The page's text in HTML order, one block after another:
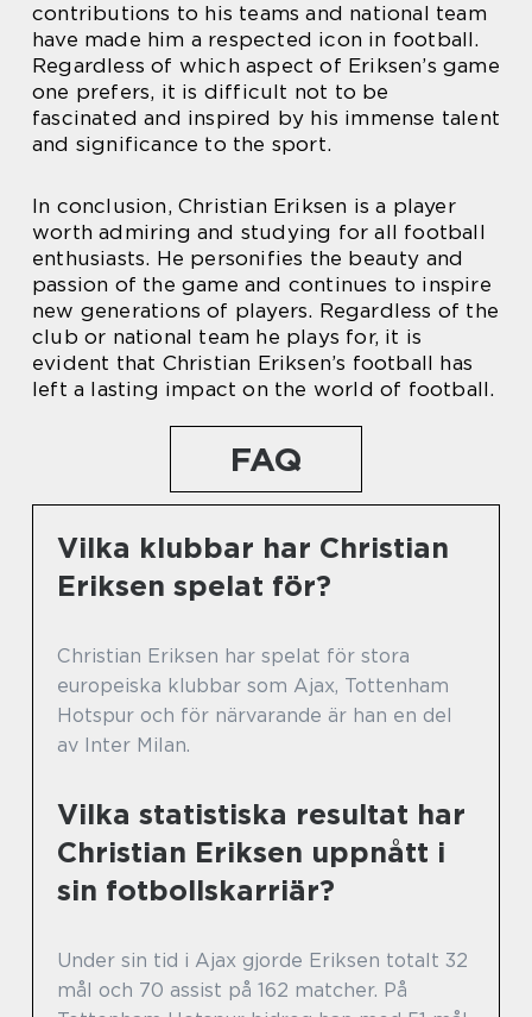
contributions to his teams and national team
have made him a respected icon in football.
Regardless of which aspect of Eriksen’s game
one prefers, it is difficult not to be
fascinated and inspired by his immense talent
and significance to the sport.
In conclusion, Christian Eriksen is a player
worth admiring and studying for all football
enthusiasts. He personifies the beauty and
passion of the game and continues to inspire
new generations of players. Regardless of the
club or national team he plays for, it is
evident that Christian Eriksen’s football has
left a lasting impact on the world of football.
FAQ
Vilka klubbar har Christian
Eriksen spelat för?
Christian Eriksen har spelat för stora
europeiska klubbar som Ajax, Tottenham
Hotspur och för närvarande är han en del
av Inter Milan.
Vilka statistiska resultat har
Christian Eriksen uppnått i
sin fotbollskarriär?
Under sin tid i Ajax gjorde Eriksen totalt 32
mål och 70 assist på 162 matcher. På